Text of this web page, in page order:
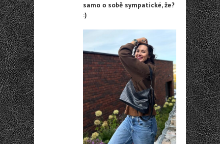
samo o sobě sympatické, že?
:)